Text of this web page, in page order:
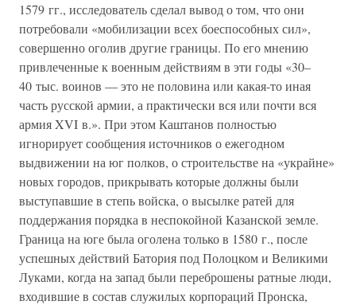
1579 гг., исследователь сделал вывод о том, что они
потребовали «мобилизации всех боеспособных сил»,
совершенно оголив другие границы. По его мнению
привлеченные к военным действиям в эти годы «30–
40 тыс. воинов — это не половина или какая-то иная
часть русской армии, а практически вся или почти вся
армия XVI в.». При этом Каштанов полностью
игнорирует сообщения источников о ежегодном
выдвижении на юг полков, о строительстве на «украйне»
новых городов, прикрывать которые должны были
выступавшие в степь войска, о высылке ратей для
поддержания порядка в неспокойной Казанской земле.
Граница на юге была оголена только в 1580 г., после
успешных действий Батория под Полоцком и Великими
Луками, когда на запад были переброшены ратные люди,
входившие в состав служилых корпораций Пронска,